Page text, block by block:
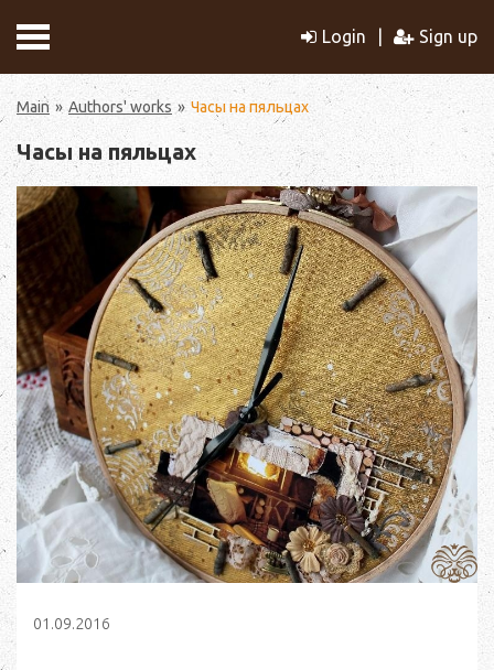
Login Sign up
Main Authors' works Часы на пяльцах
Часы на пяльцах
01.09.2016